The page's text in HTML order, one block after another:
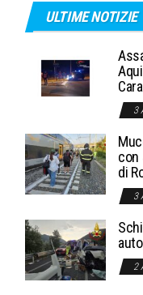
ULTIME NOTIZIE
3
con
di
3
2